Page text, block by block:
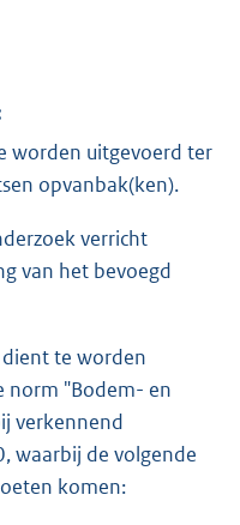
worden uitgevoerd ter
opvanbak(ken).
verricht
van het bevoegd
te worden
norm "Bodem- en
verkennend
waarbij de volgende
komen: